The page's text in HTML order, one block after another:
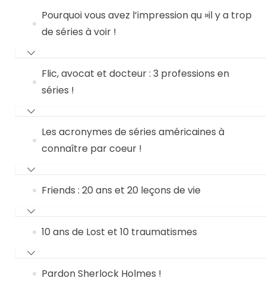
Pourquoi vous avez l’impression qu »il y a trop
de séries à voir !
Flic, avocat et docteur : 3 professions en
séries !
Les acronymes de séries américaines à
connaître par coeur !
Friends : 20 ans et 20 leçons de vie
10 ans de Lost et 10 traumatismes
Pardon Sherlock Holmes !